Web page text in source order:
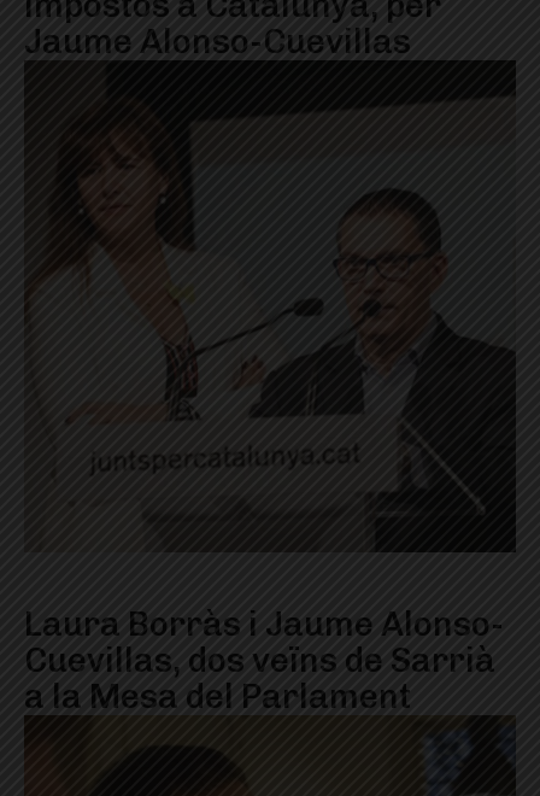
Jaume Alonso-Cuevillas
Laura Borràs i Jaume Alonso-
Cuevillas, dos veïns de Sarrià
a la Mesa del Parlament